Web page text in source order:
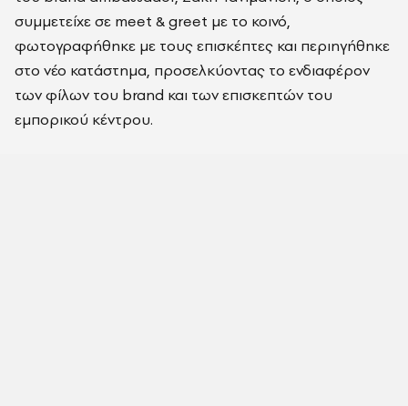
συμμετείχε σε meet & greet με το κοινό,
φωτογραφήθηκε με τους επισκέπτες και περιηγήθηκε
στο νέο κατάστημα, προσελκύοντας το ενδιαφέρον
των φίλων του brand και των επισκεπτών του
εμπορικού κέντρου.